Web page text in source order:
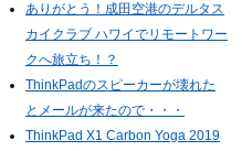
ありがとう！成田空港のデルタス
カイクラブ ハワイでリモートワー
クへ旅立ち！？
ThinkPadのスピーカーが壊れた
とメールが来たので・・・
ThinkPad X1 Carbon Yoga 2019